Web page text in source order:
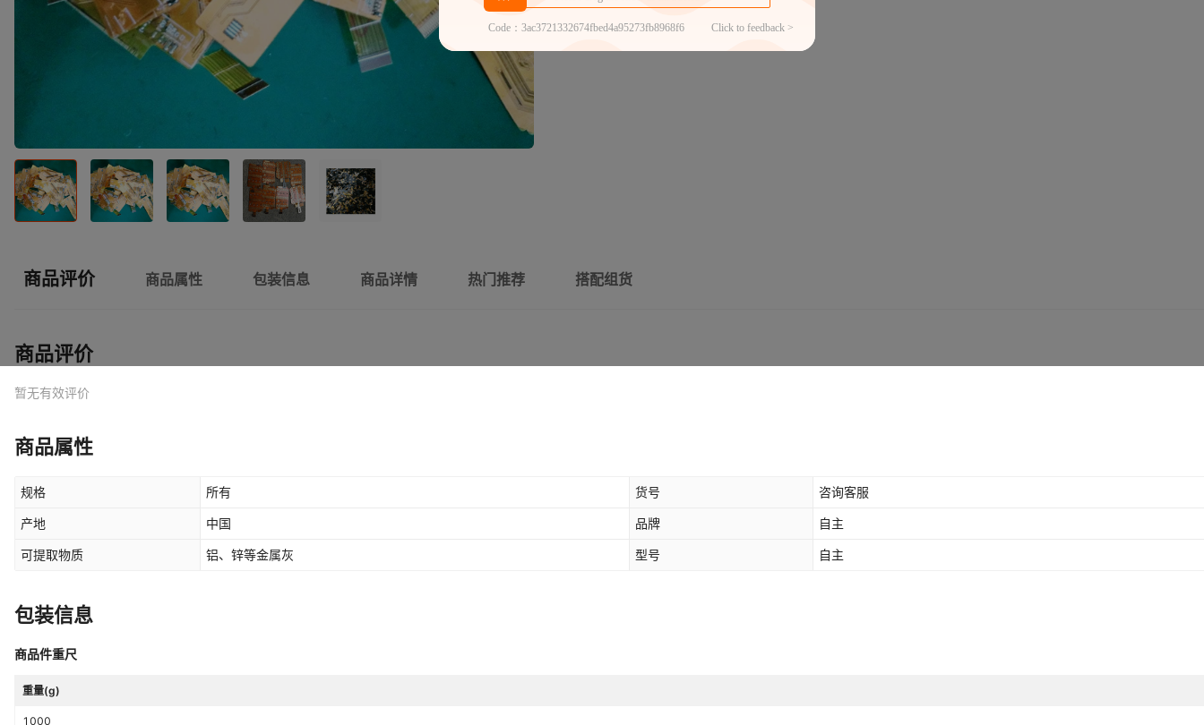
商品评价 商品属性 包装信息 商品详情 热门推荐 搭配组货
商品评价
暂无有效评价
商品属性
规格 所有 货号 咨询客服
产地 中国 品牌 自主
可提取物质 铝、锌等金属灰 型号 自主
包装信息
商品件重尺
重量(g)
1000